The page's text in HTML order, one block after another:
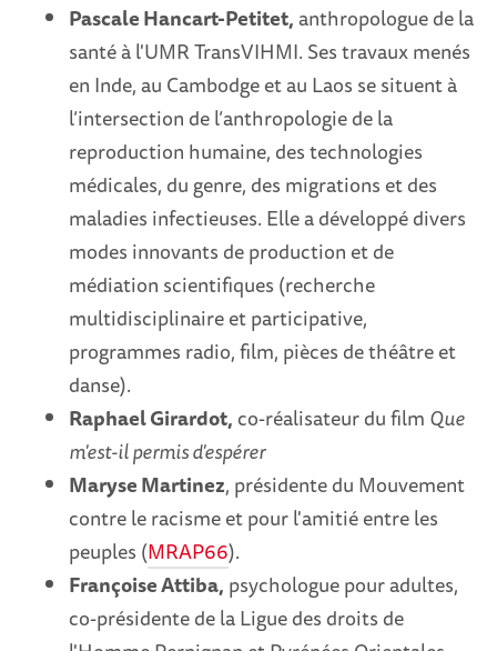
Pascale Hancart-Petitet,anthropologue de la
santé à l'UMR TransVIHMI. Ses travaux menés
en Inde, au Cambodge et au Laos se situent à
l’intersection de l’anthropologie de la
reproduction humaine, des technologies
médicales, du genre, des migrations et des
maladies infectieuses. Elle a développé divers
modes innovants de production et de
médiation scientifiques (recherche
multidisciplinaire et participative,
programmes radio, film, pièces de théâtre et
danse).
Raphael Girardot, co-réalisateur du film Que
m'est-il permis d'espérer
Maryse Martinez, présidente du Mouvement
contre le racisme et pour l'amitié entre les
peuples (MRAP66).
Françoise Attiba, psychologue pour adultes,
co-présidente de la Ligue des droits de